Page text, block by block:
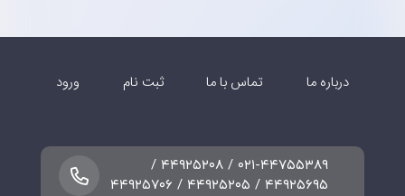
درباره ما تماس با ما ثبت نام ورود
۰۲۱-۴۴۷۵۵۳۸۹ / ۴۴۹۲۵۲۰۸ /
۴۴۹۲۵۶۹۵ / ۴۴۹۲۵۲۰۵ / ۴۴۹۲۵۷۰۶